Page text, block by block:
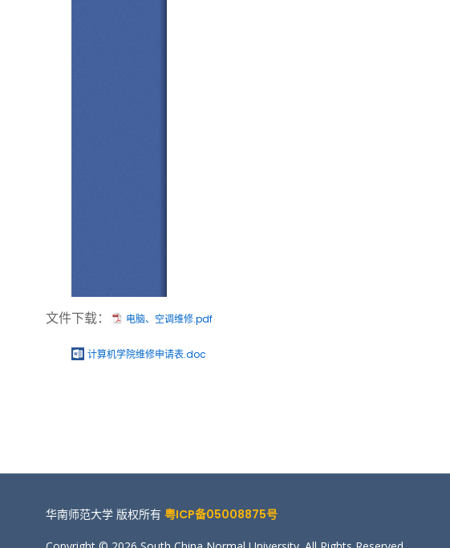
文件下载： 电脑、空调维修.pdf
计算机学院维修申请表.doc
华南师范大学 版权所有 粤ICP备05008875号